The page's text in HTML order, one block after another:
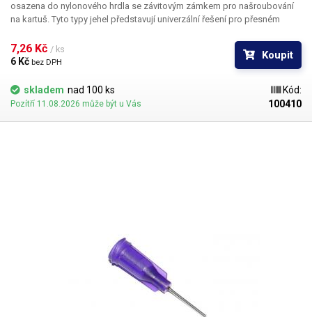
osazena do nylonového hrdla se závitovým zámkem pro našroubování
na kartuš. Tyto typy jehel představují univerzální řešení pro přesném
silikony, epoxidy, lepidla... Každá z jehel je vybavena dvojitým závitem a
zámkovým systémem ke spolehlivému a rychlému uchycení
7,26 Kč / ks
6 Kč bez DPH
Koupit
skladem nad 100 ks
Pozítří 11.08.2026 může být u Vás
Kód:
100410